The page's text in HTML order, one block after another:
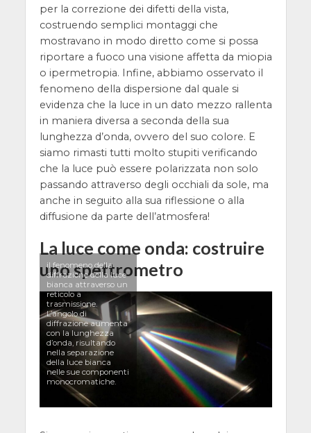
per la correzione dei difetti della vista,
costruendo semplici montaggi che
mostravano in modo diretto come si possa
riportare a fuoco una visione affetta da miopia
o ipermetropia. Infine, abbiamo osservato il
fenomeno della dispersione dal quale si
evidenza che la luce in un dato mezzo rallenta
in maniera diversa a seconda della sua
lunghezza d’onda, ovvero del suo colore. E
siamo rimasti tutti molto stupiti verificando
che la luce può essere polarizzata non solo
passando attraverso degli occhiali da sole, ma
anche in seguito alla sua riflessione o alla
diffusione da parte dell’atmosfera!
La luce come onda: costruire
uno spettrometro
il fenomeno della
diffrazione della luce
bianca attraverso un
reticolo a
trasmissione.
L’angolo di
diffrazione aumenta
con la lunghezza
d’onda, risultando
nella separazione
della luce bianca
nelle sue componenti
monocromatiche.